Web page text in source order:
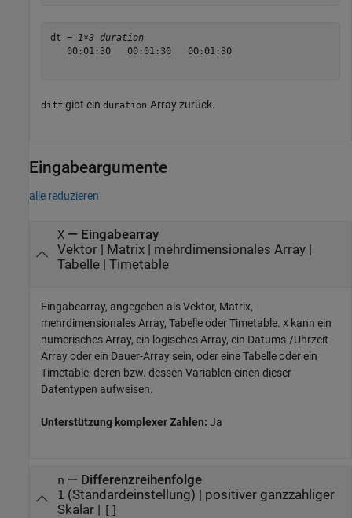
dt =
1×3 duration
   00:01:30   00:01:30   00:01:30
diff gibt ein duration-Array zurück.
Eingabeargumente
alle reduzieren
X— Eingabearray
Vektor| Matrix| mehrdimensionales Array|
Tabelle| Timetable
Eingabearray, angegeben als Vektor, Matrix,
mehrdimensionales Array, Tabelle oder Timetable. X kann ein
numerisches Array, ein logisches Array, ein Datums-/Uhrzeit-
Array oder ein Dauer-Array sein, oder eine Tabelle oder ein
Timetable, deren bzw. dessen Variablen einen dieser
Datentypen aufweisen.
Unterstützung komplexer Zahlen: Ja
n — Differenzreihenfolge
1 (Standardeinstellung) | positiver ganzzahliger
Skalar| []